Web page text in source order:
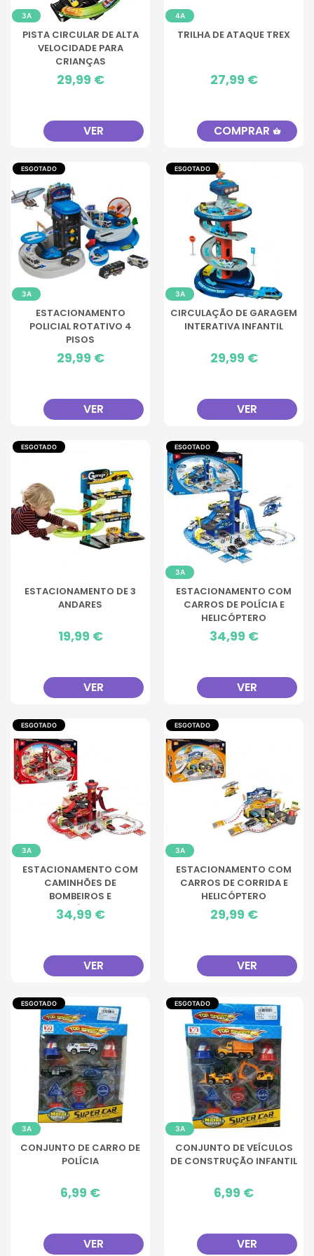
3A
PISTA CIRCULAR DE ALTA
VELOCIDADE PARA
CRIANÇAS
Preço
29,99 €
VER
4A
TRILHA DE ATAQUE TREX
Preço
27,99 €
COMPRAR shopping_basket
ESGOTADO
3A
ESTACIONAMENTO
POLICIAL ROTATIVO 4
PISOS
Preço
29,99 €
VER
ESGOTADO
3A
CIRCULAÇÃO DE GARAGEM
INTERATIVA INFANTIL
Preço
29,99 €
VER
ESGOTADO
ESTACIONAMENTO DE 3
ANDARES
Preço
19,99 €
VER
ESGOTADO
3A
ESTACIONAMENTO COM
CARROS DE POLÍCIA E
HELICÓPTERO
Preço
34,99 €
VER
ESGOTADO
3A
ESTACIONAMENTO COM
CAMINHÕES DE
BOMBEIROS E
HELICÓPTERO
Preço
34,99 €
VER
ESGOTADO
3A
ESTACIONAMENTO COM
CARROS DE CORRIDA E
HELICÓPTERO
Preço
29,99 €
VER
ESGOTADO
3A
CONJUNTO DE CARRO DE
POLÍCIA
Preço
6,99 €
VER
ESGOTADO
3A
CONJUNTO DE VEÍCULOS
DE CONSTRUÇÃO INFANTIL
Preço
6,99 €
VER